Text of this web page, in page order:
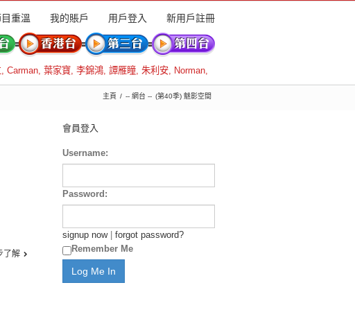
重溫 我的賬戶 用戶登入 新用戶註冊
, Carman, 葉家寶, 李錦鴻, 譚雁瞳, 朱利安, Norman,
主頁 -- 網台 -- (第40季) 魅影空間
了解
會員登入
Username:
Password:
signup now| forgot password?
Remember Me